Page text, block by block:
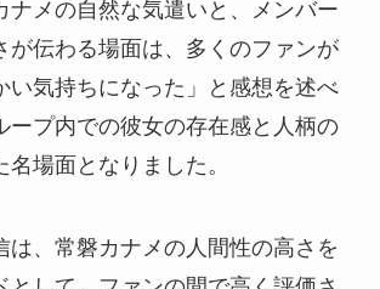
ナメの自然な気遣いと、メンバー
が伝わる場面は、多くのファンが
い気持ちになった」と感想を述べ
ープ内での彼女の存在感と人柄の
名場面となりました。
は、常磐カナメの人間性の高さを